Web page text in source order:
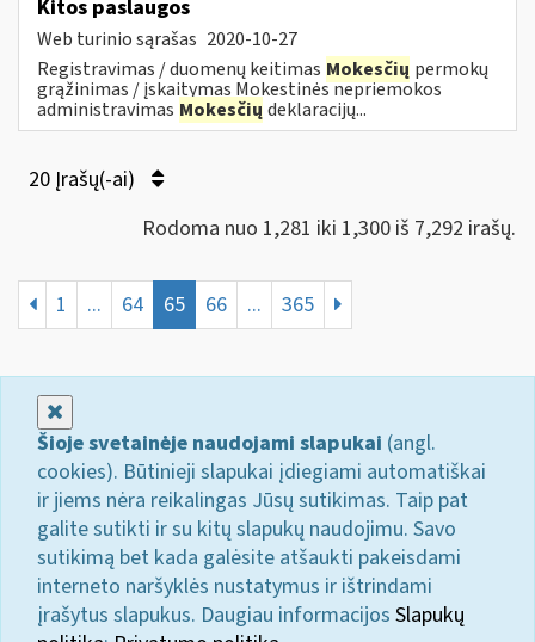
Kitos paslaugos
Web turinio sąrašas 2020-10-27
Registravimas / duomenų keitimas Mokesčių permokų
grąžinimas / įskaitymas Mokestinės nepriemokos
administravimas Mokesčių deklaracijų...
20 Įrašų(-ai)
Rodoma nuo 1,281 iki 1,300 iš 7,292 irašų.
1 ... 64 65 66 ... 365
Šioje svetainėje naudojami slapukai (angl.
cookies). Būtinieji slapukai įdiegiami automatiškai
ir jiems nėra reikalingas Jūsų sutikimas. Taip pat
galite sutikti ir su kitų slapukų naudojimu. Savo
sutikimą bet kada galėsite atšaukti pakeisdami
interneto naršyklės nustatymus ir ištrindami
įrašytus slapukus. Daugiau informacijos Slapukų